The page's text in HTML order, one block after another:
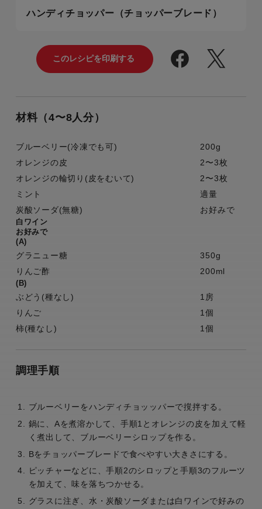
ハンディチョッパー（チョッパーブレード）
材料（4〜8人分）
ブルーベリー(冷凍でも可)
200g
オレンジの皮
2〜3枚
オレンジの輪切り(皮をむいて)
2〜3枚
ミント
適量
炭酸ソーダ(無糖)
お好みで
白ワイン
お好みで
(A)
グラニュー糖
350g
りんご酢
200ml
(B)
ぶどう(種なし)
1房
りんご
1個
柿(種なし)
1個
調理手順
ブルーベリーをハンディチョッッパーで撹拌する。
鍋に、Aを煮溶かして、手順1とオレンジの皮を加えて軽
く煮出して、ブルーベリーシロップを作る。
Bをチョッパーブレードで食べやすい大きさにする。
ピッチャーなどに、手順2のシロップと手順3のフルーツ
を加えて、味を落ちつかせる。
グラスに注ぎ、水・炭酸ソーダまたは白ワインで好みの